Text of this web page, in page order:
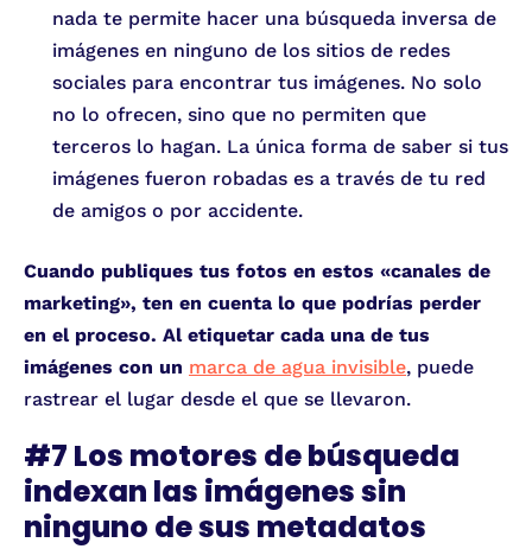
nada te permite hacer una búsqueda inversa de
imágenes en ninguno de los sitios de redes
sociales para encontrar tus imágenes. No solo
no lo ofrecen, sino que no permiten que
terceros lo hagan. La única forma de saber si tus
imágenes fueron robadas es a través de tu red
de amigos o por accidente.
Cuando publiques tus fotos en estos «canales de
marketing», ten en cuenta lo que podrías perder
en el proceso. Al etiquetar cada una de tus
imágenes con un marca de agua invisible, puede
rastrear el lugar desde el que se llevaron.
#7 Los motores de búsqueda
indexan las imágenes sin
ninguno de sus metadatos